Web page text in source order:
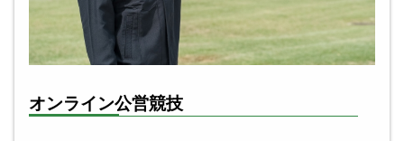
オンライン公営競技